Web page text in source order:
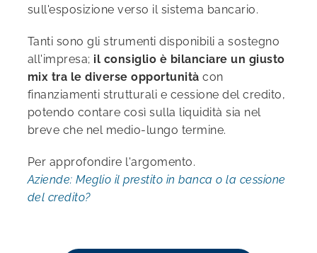
sull'esposizione verso il sistema bancario.
Tanti sono gli strumenti disponibili a sostegno
all'impresa; il consiglio è bilanciare un giusto
mix tra le diverse opportunità con
finanziamenti strutturali e cessione del credito,
potendo contare così sulla liquidità sia nel
breve che nel medio-lungo termine.
Per approfondire l'argomento.
Aziende: Meglio il prestito in banca o la cessione
del credito?